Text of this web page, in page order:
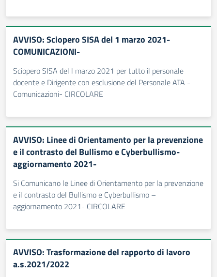
AVVISO: Sciopero SISA del 1 marzo 2021-
COMUNICAZIONI-
Sciopero SISA del l marzo 2021 per tutto il personale
docente e Dirigente con esclusione del Personale ATA -
Comunicazioni- CIRCOLARE
AVVISO: Linee di Orientamento per la prevenzione
e il contrasto del Bullismo e Cyberbullismo-
aggiornamento 2021-
Si Comunicano le Linee di Orientamento per la prevenzione
e il contrasto del Bullismo e Cyberbullismo –
aggiornamento 2021- CIRCOLARE
AVVISO: Trasformazione del rapporto di lavoro
a.s.2021/2022